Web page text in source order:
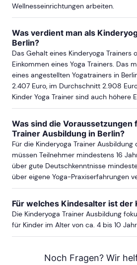
Wellnesseinrichtungen arbeiten.
Was verdient man als
Berlin?
Das Gehalt eines Kinderyoga Trainers
Einkommen eines Yoga Trainers. Das
eines angestellten Yogatrainers in
2.407 Euro, im Durchschnitt 2.908
Kinder Yoga Trainer sind auch höhere
Was sind die Voraussetzungen
Trainer Ausbildung in Berlin?
Für die Kinderyoga Trainer Ausbildung
müssen Teilnehmer mindestens 16
über gute Deutschkenntnisse
über eigene Yoga-Praxiserfahrungen
Für welches Kindesalter ist der
Die Kinderyoga Trainer Ausbildung
für Kinder im Alter von ca. 4 bis 10
Noch Fragen? Wir